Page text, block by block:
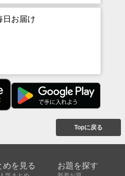
日お届け
Topに戻る
めを見る お題を探す